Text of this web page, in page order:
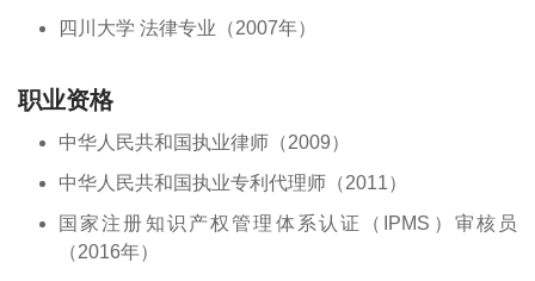
四川大学 法律专业（2007年）
职业资格
中华人民共和国执业律师（2009）
中华人民共和国执业专利代理师（2011）
国家注册知识产权管理体系认证（IPMS）审核员
（2016年）